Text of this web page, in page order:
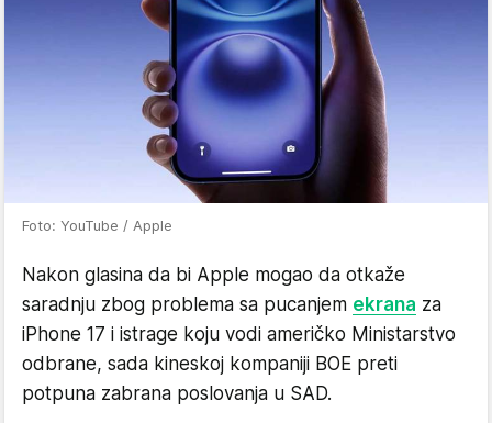
Foto: YouTube / Apple
Nakon glasina da bi Apple mogao da otkaže
saradnju zbog problema sa pucanjem ekrana za
iPhone 17 i istrage koju vodi američko Ministarstvo
odbrane, sada kineskoj kompaniji BOE preti
potpuna zabrana poslovanja u SAD.